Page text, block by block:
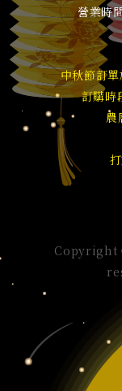
營業時
中秋節訂
訂購時
農
Copyright